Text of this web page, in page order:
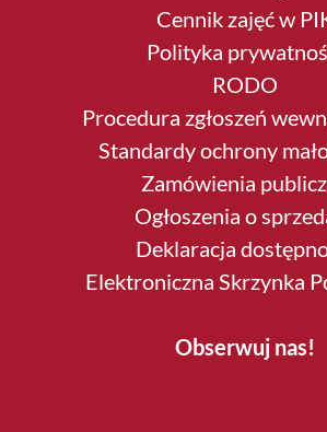
Cennik zajęć w
Polityka
RODO
Procedura zgłoszeń
Standardy ochrony
Zamówienia
Ogłoszenia o
Deklaracja
Elektroniczna Skrzynka
Obserwuj nas!